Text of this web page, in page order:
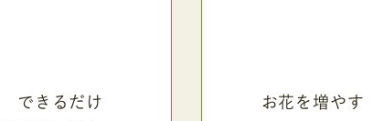
できるだけ
お花を増やす